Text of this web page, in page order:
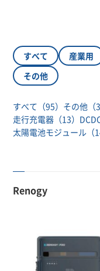
すべて 産業用
その他
すべて （95） その他 （
走行充電器 （13）
太陽電池モジュール （
Renogy